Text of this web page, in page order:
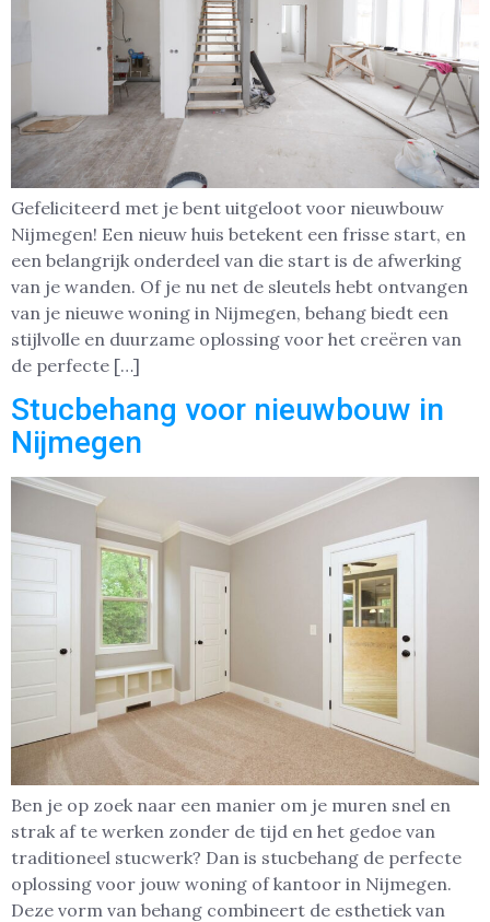
Gefeliciteerd met je bent uitgeloot voor nieuwbouw
Nijmegen! Een nieuw huis betekent een frisse start, en
een belangrijk onderdeel van die start is de afwerking
van je wanden. Of je nu net de sleutels hebt ontvangen
van je nieuwe woning in Nijmegen, behang biedt een
stijlvolle en duurzame oplossing voor het creëren van
de perfecte […]
Stucbehang voor nieuwbouw in
Nijmegen
Ben je op zoek naar een manier om je muren snel en
strak af te werken zonder de tijd en het gedoe van
traditioneel stucwerk? Dan is stucbehang de perfecte
oplossing voor jouw woning of kantoor in Nijmegen.
Deze vorm van behang combineert de esthetiek van